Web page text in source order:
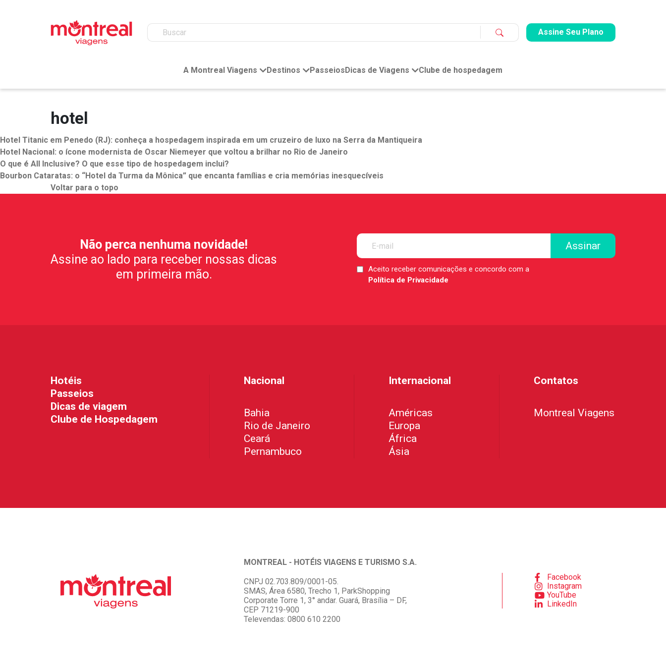
Assine Seu Plano
A Montreal Viagens Destinos Passeios Dicas de Viagens Clube de hospedagem
hotel
Hotel Titanic em Penedo (RJ): conheça a hospedagem inspirada em um cruzeiro de luxo na Serra da Mantiqueira
Hotel Nacional: o ícone modernista de Oscar Niemeyer que voltou a brilhar no Rio de Janeiro
O que é All Inclusive? O que esse tipo de hospedagem inclui?
Bourbon Cataratas: o “Hotel da Turma da Mônica” que encanta famílias e cria memórias inesquecíveis
Voltar para o topo
Não perca nenhuma novidade!
Assine ao lado para receber nossas dicas
em primeira mão.
LGPDAceito receber comunicações e concordo com a
Política de Privacidade
Hotéis
Passeios
Dicas de viagem
Clube de Hospedagem
Nacional
Bahia
Rio de Janeiro
Ceará
Pernambuco
Internacional
Américas
Europa
África
Ásia
Contatos
Montreal Viagens
MONTREAL - HOTÉIS VIAGENS E TURISMO S.A.
CNPJ 02.703.809/0001-05.
SMAS, Área 6580, Trecho 1, ParkShopping
Corporate Torre 1, 3° andar. Guará, Brasília – DF,
CEP 71219-900
Televendas: 0800 610 2200
Facebook
Instagram
YouTube
LinkedIn